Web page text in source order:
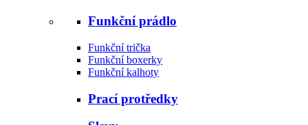
Funkční prádlo
Funkční trička
Funkční boxerky
Funkční kalhoty
Prací protředky